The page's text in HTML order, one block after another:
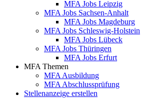
MFA Jobs Leipzig
MFA Jobs Sachsen-Anhalt
MFA Jobs Magdeburg
MFA Jobs Schleswig-Holstein
MFA Jobs Lübeck
MFA Jobs Thüringen
MFA Jobs Erfurt
MFA Themen
MFA Ausbildung
MFA Abschlussprüfung
Stellenanzeige erstellen